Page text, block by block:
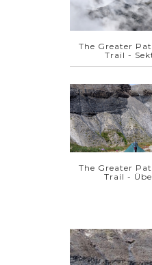
The Greater
Trail -
The Greater
Trail -